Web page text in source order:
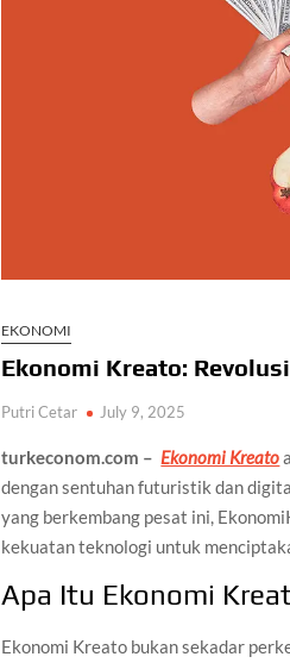
EKONOMI
Ekonomi Kreato:
Putri Cetar July 9, 2025
turkeconom.com – Ekonomi Kreato
dengan sentuhan futuristik dan
yang berkembang pesat ini,
kekuatan teknologi untuk
Apa Itu Ekonomi
Ekonomi Kreato bukan sekadar